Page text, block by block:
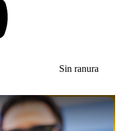
Sin ranura